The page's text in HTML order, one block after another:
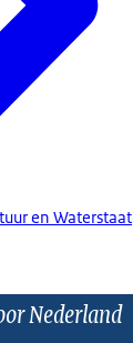
en Waterstaat
Nederland